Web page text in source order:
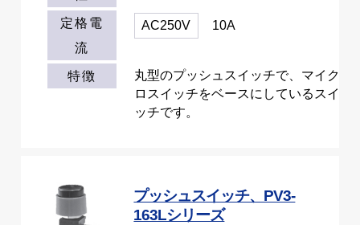
定格電
流
AC250V 10A
特徴
丸型のプッシュスイッチで、マイク
ロスイッチをベースにしているスイ
ッチです。
プッシュスイッチ、PV3-
163Lシリーズ